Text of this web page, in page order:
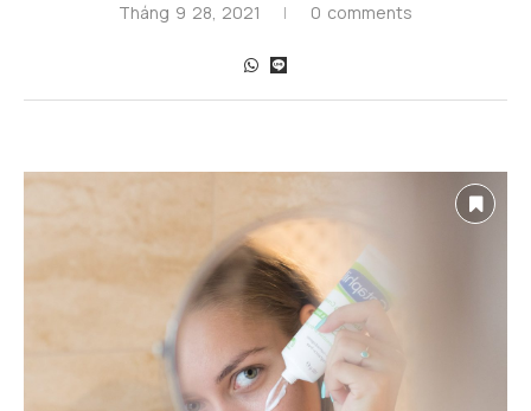
Tháng 9 28, 2021 0 comments